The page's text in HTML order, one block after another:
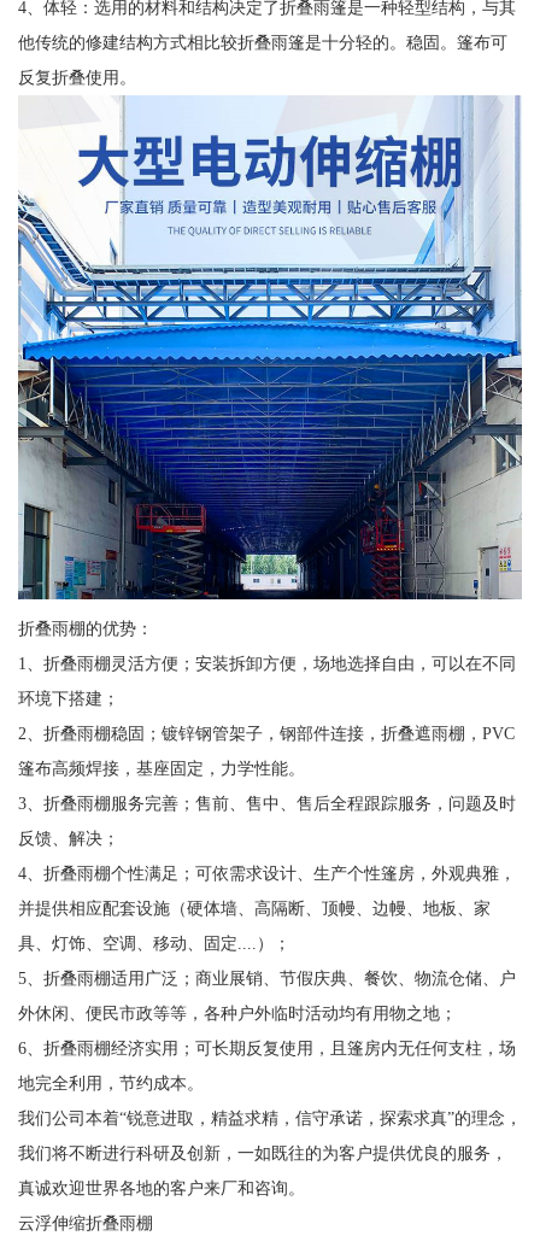
4、体轻：选用的材料和结构决定了折叠雨篷是一种轻型结构，与其
他传统的修建结构方式相比较折叠雨篷是十分轻的。稳固。篷布可
反复折叠使用。
折叠雨棚的优势：
1、折叠雨棚灵活方便；安装拆卸方便，场地选择自由，可以在不同
环境下搭建；
2、折叠雨棚稳固；镀锌钢管架子，钢部件连接，折叠遮雨棚，PVC
篷布高频焊接，基座固定，力学性能。
3、折叠雨棚服务完善；售前、售中、售后全程跟踪服务，问题及时
反馈、解决；
4、折叠雨棚个性满足；可依需求设计、生产个性篷房，外观典雅，
并提供相应配套设施（硬体墙、高隔断、顶幔、边幔、地板、家
具、灯饰、空调、移动、固定....）；
5、折叠雨棚适用广泛；商业展销、节假庆典、餐饮、物流仓储、户
外休闲、便民市政等等，各种户外临时活动均有用物之地；
6、折叠雨棚经济实用；可长期反复使用，且篷房内无任何支柱，场
地完全利用，节约成本。
我们公司本着“锐意进取，精益求精，信守承诺，探索求真”的理念，
我们将不断进行科研及创新，一如既往的为客户提供优良的服务，
真诚欢迎世界各地的客户来厂和咨询。
云浮伸缩折叠雨棚